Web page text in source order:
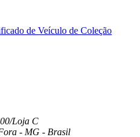
de Veículo de Coleção
Loja C
- MG - Brasil